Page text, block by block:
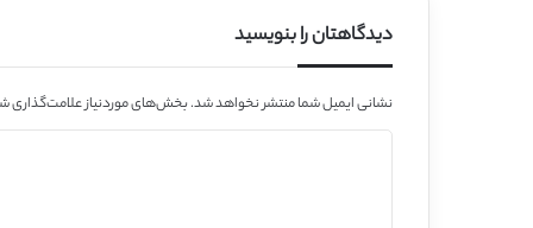
دیدگاهتان را بنویسید
نشانی ایمیل شما منتشر نخواهد شد.بخش‌های موردنیاز علامت‌گذاری